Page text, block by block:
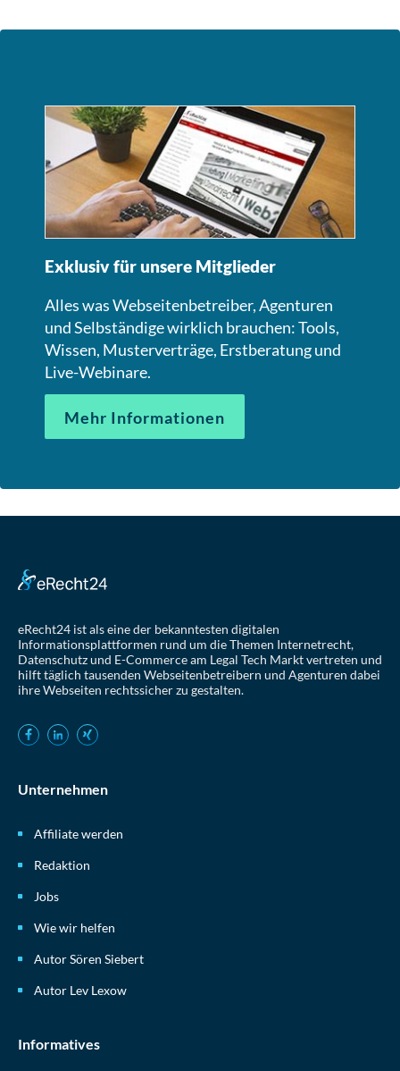
Exklusiv für unsere Mitglieder
Alles was Webseitenbetreiber, Agenturen
und Selbständige wirklich brauchen: Tools,
Wissen, Musterverträge, Erstberatung und
Live-Webinare.
Mehr Informationen
eRecht24 ist als eine der bekanntesten digitalen
Informationsplattformen rund um die Themen Internetrecht,
Datenschutz und E-Commerce am Legal Tech Markt vertreten und
hilft täglich tausenden Webseitenbetreibern und Agenturen dabei
ihre Webseiten rechtssicher zu gestalten.
Unternehmen
Affiliate werden
Redaktion
Jobs
Wie wir helfen
Autor Sören Siebert
Autor Lev Lexow
Informatives